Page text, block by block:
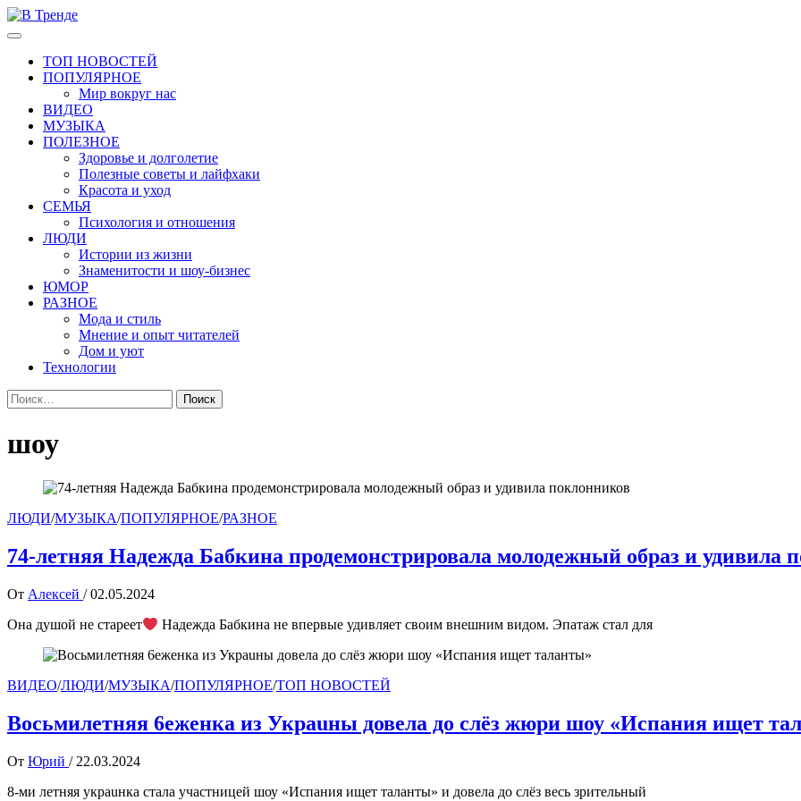
Перейти
к
Основное
ТОП НОВОСТЕЙ
ПОПУЛЯРНОЕ
Мир вокруг нас
ВИДЕО
МУЗЫКА
ПОЛЕЗНОЕ
Здоровье и долголетие
Полезные советы и лайфхаки
Красота и уход
СЕМЬЯ
Психология и отношения
ЛЮДИ
Истории из жизни
Знаменитости и шоу-бизнес
ЮМОР
РАЗНОЕ
Мода и стиль
Мнение и опыт читателей
Дом и уют
Технологии
Найти:
шоу
ЛЮДИ/МУЗЫКА/ПОПУЛЯРНОЕ/РАЗНОЕ
74-летняя Надежда Бабкина продемонстрировала молодежный образ и удивила
От Алексей / 02.05.2024
Она душой не стареет Надежда Бабкина не впервые удивляет своим внешним видом. Эпатаж стал для
ВИДЕО/ЛЮДИ/МУЗЫКА/ПОПУЛЯРНОЕ/ТОП НОВОСТЕЙ
Восьмилетняя 6eжeнкa из Укpauны довела до слёз жюри шоу «Испания ищет
От Юрий / 22.03.2024
8-ми летняя yкpauнкa стала участницей шоу «Испания ищет таланты» и довела до слёз весь зрительный